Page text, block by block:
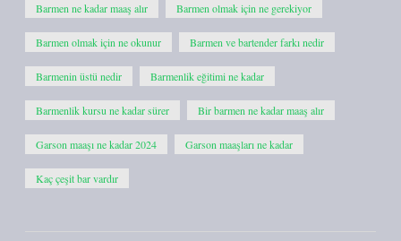
Barmen ne kadar maaş alır Barmen olmak için ne gerekiyor
Barmen olmak için ne okunur Barmen ve bartender farkı nedir
Barmenin üstü nedir Barmenlik eğitimi ne kadar
Barmenlik kursu ne kadar sürer Bir barmen ne kadar maaş alır
Garson maaşı ne kadar 2024 Garson maaşları ne kadar
Kaç çeşit bar vardır